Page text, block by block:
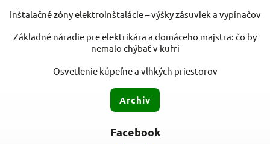
Inštalačné zóny elektroinštalácie – výšky zásuviek a vypínačov
Základné náradie pre elektrikára a domáceho majstra: čo by
nemalo chýbať v kufri
Osvetlenie kúpeľne a vlhkých priestorov
Archív
Facebook